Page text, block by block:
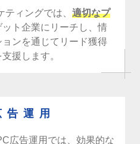
ィングでは、 適切なプ
ット企業にリーチし、情
ンを通じてリード獲得
援します。
運用
広告運用では、効果的な